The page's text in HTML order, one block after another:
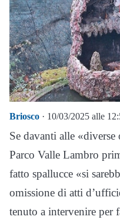
Briosco · 10/03/2025 alle
Se davanti alle «diverse
Parco Valle Lambro
fatto spallucce «si
omissione di atti
tenuto a intervenire per